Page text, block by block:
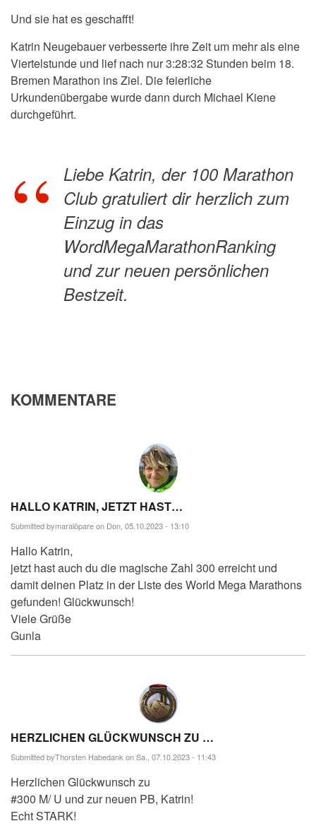
Und sie hat es geschafft!
Katrin Neugebauer verbesserte ihre Zeit um mehr als eine
Viertelstunde und lief nach nur3:28:32 Stunden beim 18.
Bremen Marathon ins Ziel. Die feierliche
Urkundenübergabe wurde dann durch Michael Kiene
durchgeführt.
Liebe Katrin, der 100 Marathon
Club gratuliert dir herzlich zum
Einzug in das
WordMegaMarathonRanking
und zur neuen persönlichen
Bestzeit.
KOMMENTARE
HALLO KATRIN, JETZT HAST…
Submitted bymaralöpareon Don, 05.10.2023 - 13:10
Hallo Katrin,
jetzt hast auch du die magische Zahl 300 erreicht und
damit deinen Platz in der Liste des World Mega Marathons
gefunden! Glückwunsch!
Viele Grüße
Gunla
HERZLICHEN GLÜCKWUNSCH ZU …
Submitted byThorsten Habedank on Sa., 07.10.2023 - 11:43
Herzlichen Glückwunsch zu
#300 M/ U und zur neuen PB, Katrin!
Echt STARK!